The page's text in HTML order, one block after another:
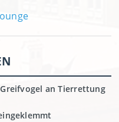
an Tierrettung